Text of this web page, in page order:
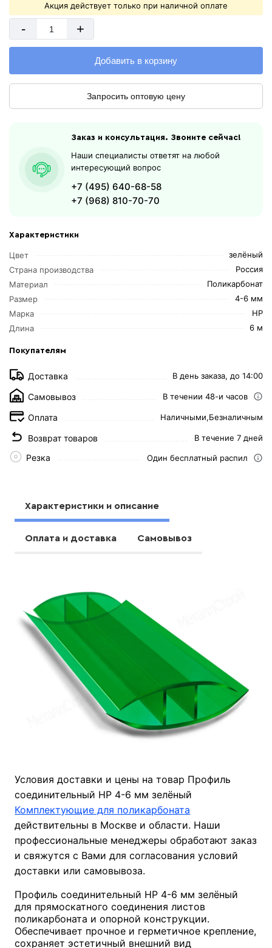
Характеристики
Цвет
зелёный
Страна производства
Россия
Материал
Поликарбонат
Размер
4-6 мм
Марка
HP
Длина
6 м
Покупателям
Доставка В день заказа, до 14:00
Самовывоз В течении 48-и часов
Оплата Наличными,Безналичным
Возврат товаров В течение 7 дней
Резка Один бесплатный распил
Акция действует только при наличной оплате
- +
Добавить в корзину
Запросить оптовую цену
Заказ и консультация. Звоните сейчас!
Наши специалисты ответят на любой
интересующий вопрос
+7 (495) 640-68-58
+7 (968) 810-70-70
Характеристики и описание
Оплата и доставка Самовывоз
Условия доставки и цены на товар Профиль
соединительный HP 4-6 мм зелёный
Комплектующие для поликарбоната
действительны в Москве и области. Наши
профессиональные менеджеры обработают заказ
и свяжутся с Вами для согласования условий
доставки или самовывоза.
Профиль соединительный HP 4-6 мм зелёный
для прямоскатного соединения листов
поликарбоната и опорной конструкции.
Обеспечивает прочное и герметичное крепление,
сохраняет эстетичный внешний вид